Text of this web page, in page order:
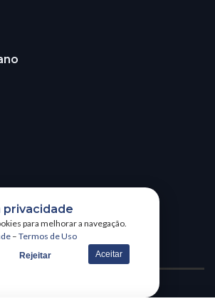
privacidade
para melhorar a navegação.
– Termos de Uso
Rejeitar Aceitar